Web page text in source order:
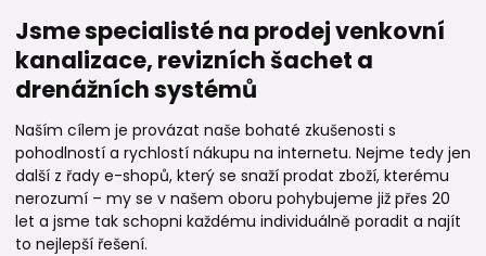
Jsme specialisté na prodej venkovní
kanalizace, revizních šachet a
drenážních systémů
Naším cílem je provázat naše bohaté zkušenosti s
pohodlností a rychlostí nákupu na internetu. Nejme tedy jen
další z řady e-shopů, který se snaží prodat zboží, kterému
nerozumí – my se v našem oboru pohybujeme již přes 20
let a jsme tak schopni každému individuálně poradit a najít
to nejlepší řešení.